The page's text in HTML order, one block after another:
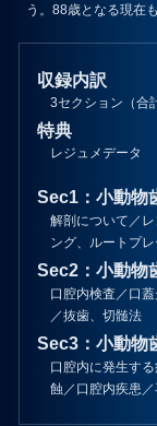
う。88歳となる現在
収録内訳
3セクション（合
特典
レジュメデータ
Sec1：小動物
解剖について／
ング、ルートプ
Sec2：小動物
口腔内検査／口
／抜歯、切髄法
Sec3：小動物
口腔内に発生す
蝕／口腔内疾患